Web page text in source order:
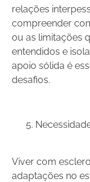
relações
compreender
ou as limitações
entendidos e
apoio sólida é
desafios.
Viver com
adaptações no